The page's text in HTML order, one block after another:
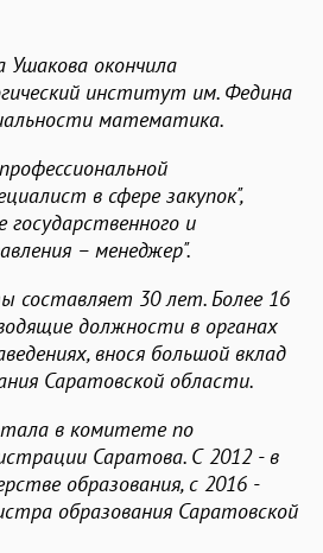
Ушакова окончила
институт им. Федина
математика.
в сфере закупок",
государственного и
– менеджер".
30 лет. Более 16
должности в органах
внося большой вклад
Саратовской области.
в комитете по
Саратова. С 2012 - в
образования, с 2016 -
образования Саратовской